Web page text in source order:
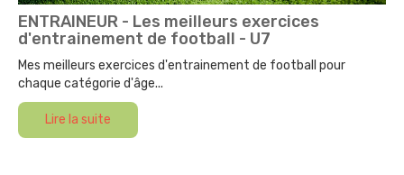
ENTRAINEUR - Les meilleurs exercices
d'entrainement de football - U7
Mes meilleurs exercices d'entrainement de football pour
chaque catégorie d'âge...
Lire la suite